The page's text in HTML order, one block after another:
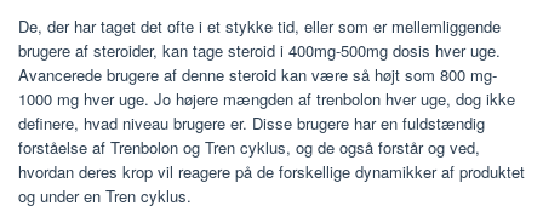
De, der har taget det ofte i et stykke tid, eller som er mellemliggende
brugere af steroider, kan tage steroid i 400mg-500mg dosis hver uge.
Avancerede brugere af denne steroid kan være så højt som 800 mg-
1000 mg hver uge. Jo højere mængden af ​​trenbolon hver uge, dog ikke
definere, hvad niveau brugere er. Disse brugere har en fuldstændig
forståelse af Trenbolon og Tren cyklus, og de også forstår og ved,
hvordan deres krop vil reagere på de forskellige dynamikker af produktet
og under en Tren cyklus.